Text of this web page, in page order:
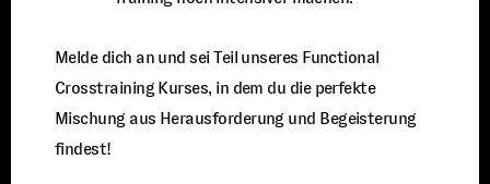
Melde dich an und sei Teil unseres Functional
Crosstraining Kurses, in dem du die perfekte
Mischung aus Herausforderung und Begeisterung
findest!